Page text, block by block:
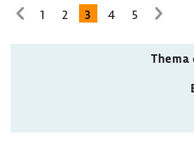
zur
1 2 3 4 5
zur
Seite
Thema